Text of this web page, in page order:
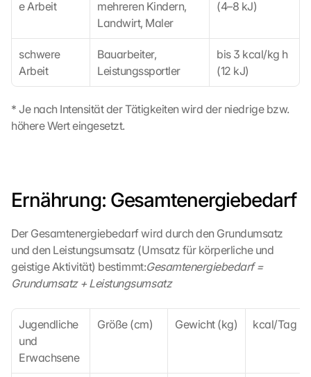
e Arbeit
mehreren Kindern,
Landwirt, Maler
(4–8 kJ)
schwere
Arbeit
Bauarbeiter,
Leistungssportler
bis 3 kcal/kg h
(12 kJ)
* Je nach Intensität der Tätigkeiten wird der niedrige bzw.
höhere Wert eingesetzt.
Ernährung: Gesamtenergiebedarf
Der Gesamtenergiebedarf wird durch den Grundumsatz
und den Leistungsumsatz (Umsatz für körperliche und
geistige Aktivität) bestimmt:Gesamtenergiebedarf =
Grundumsatz + Leistungsumsatz
Jugendliche
und
Erwachsene
Größe (cm) Gewicht (kg) kcal/Tag
o
o
a
p
-
K
a
r
e
z
.